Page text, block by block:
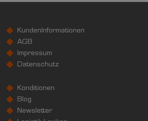
KundenInformationen
AGB
Impressum
Datenschutz
Konditionen
Blog
Newsletter